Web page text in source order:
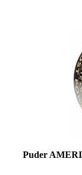
Puder